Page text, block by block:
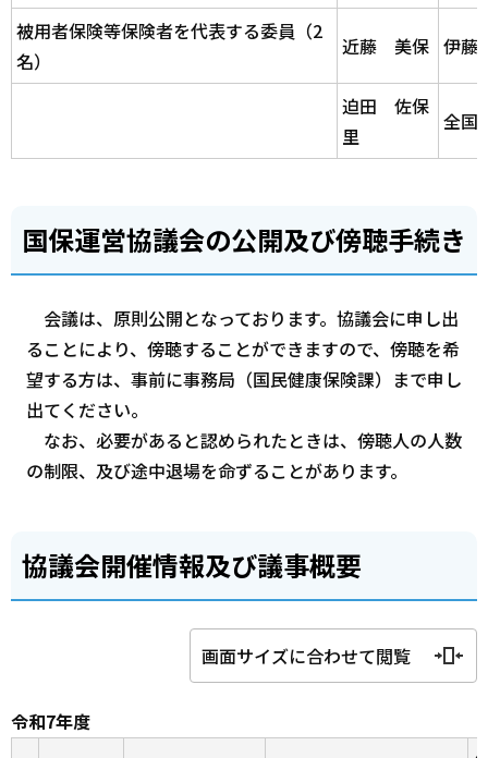
被用者保険等保険者を代表する委員（2
名）
近藤 美保 伊藤
迫田 佐保
里
全国
国保運営協議会の公開及び傍聴手続き
会議は、原則公開となっております。協議会に申し出
ることにより、傍聴することができますので、傍聴を希
望する方は、事前に事務局（国民健康保険課）まで申し
出てください。
なお、必要があると認められたときは、傍聴人の人数
の制限、及び途中退場を命ずることがあります。
協議会開催情報及び議事概要
画面サイズに合わせて閲覧
令和7年度